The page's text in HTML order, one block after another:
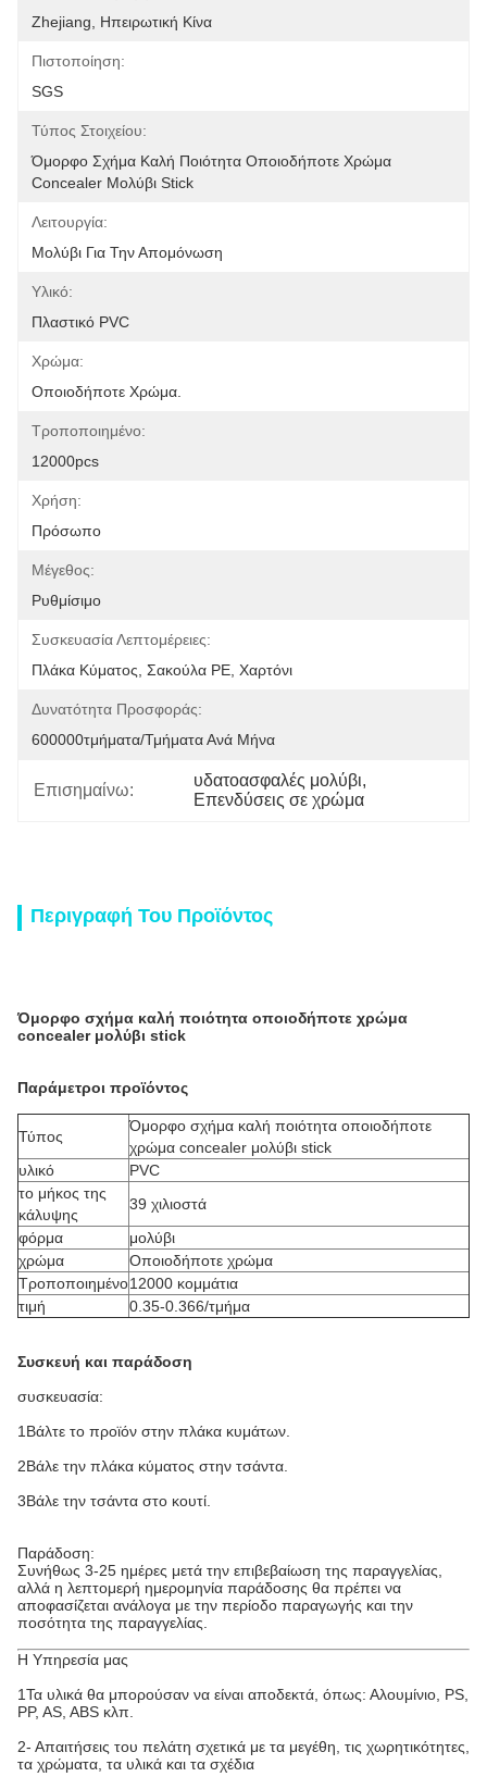
Zhejiang, Ηπειρωτική Κίνα
Πιστοποίηση:
SGS
Τύπος Στοιχείου:
Όμορφο Σχήμα Καλή Ποιότητα Οποιοδήποτε Χρώμα
Concealer Μολύβι Stick
Λειτουργία:
Μολύβι Για Την Απομόνωση
Υλικό:
Πλαστικό PVC
Χρώμα:
Οποιοδήποτε Χρώμα.
Τροποποιημένο:
12000pcs
Χρήση:
Πρόσωπο
Μέγεθος:
Ρυθμίσιμο
Συσκευασία Λεπτομέρειες:
Πλάκα Κύματος, Σακούλα PE, Χαρτόνι
Δυνατότητα Προσφοράς:
600000τμήματα/τμήματα Ανά Μήνα
Επισημαίνω:
υδατοασφαλές μολύβι,
Επενδύσεις σε χρώμα
Περιγραφή Του Προϊόντος
Όμορφο σχήμα καλή ποιότητα οποιοδήποτε χρώμα
concealer μολύβι stick
Παράμετροι προϊόντος
Τύπος
Όμορφο σχήμα καλή ποιότητα οποιοδήποτε
χρώμα concealer μολύβι stick
υλικό
PVC
το μήκος της
κάλυψης
39 χιλιοστά
φόρμα
μολύβι
χρώμα
Οποιοδήποτε χρώμα
Τροποποιημένο12000 κομμάτια
τιμή
0.35-0.366/τμήμα
Συσκευή και παράδοση
συσκευασία:
1Βάλτε το προϊόν στην πλάκα κυμάτων.
2Βάλε την πλάκα κύματος στην τσάντα.
3Βάλε την τσάντα στο κουτί.
Παράδοση:
Συνήθως 3-25 ημέρες μετά την επιβεβαίωση της παραγγελίας,
αλλά η λεπτομερή ημερομηνία παράδοσης θα πρέπει να
αποφασίζεται ανάλογα με την περίοδο παραγωγής και την
ποσότητα της παραγγελίας.
Η Υπηρεσία μας
1Τα υλικά θα μπορούσαν να είναι αποδεκτά, όπως: Αλουμίνιο, PS,
PP, AS, ABS κλπ.
2- Απαιτήσεις του πελάτη σχετικά με τα μεγέθη, τις χωρητικότητες,
τα χρώματα, τα υλικά και τα σχέδια